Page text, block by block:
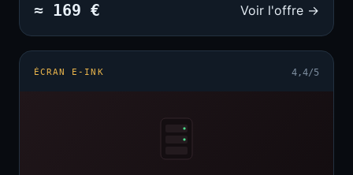
≈ 169 € Voir l'offre →
ÉCRAN E-INK 4,4/5